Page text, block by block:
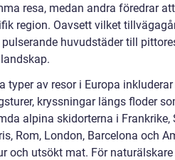
resa, medan andra föredrar
region. Oavsett vilket
huvudstäder till
typer av resor i Europa
kryssningar längs floder
alpina skidorterna i
Rom, London, Barcelona och
och utsökt mat. För